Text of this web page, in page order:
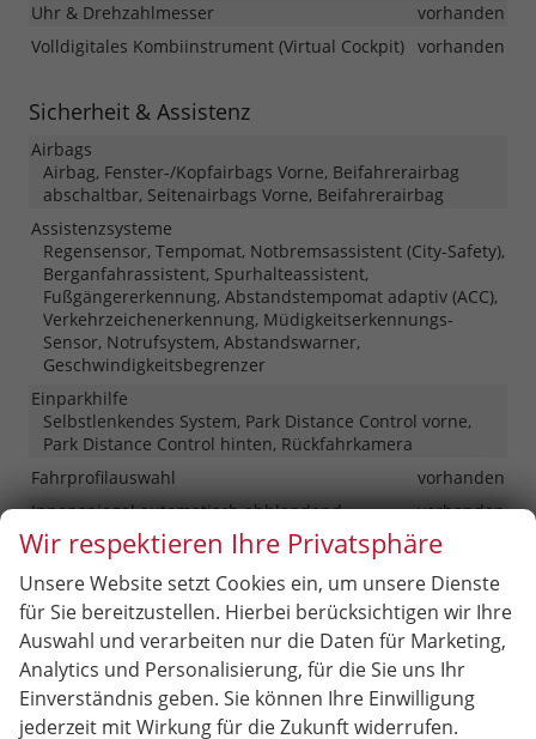
Uhr & Drehzahlmesser
vorhanden
Volldigitales Kombiinstrument (Virtual Cockpit) vorhanden
Sicherheit & Assistenz
Airbags
Airbag, Fenster-/Kopfairbags Vorne, Beifahrerairbag
abschaltbar, Seitenairbags Vorne, Beifahrerairbag
Assistenzsysteme
Regensensor, Tempomat, Notbremsassistent (City-Safety),
Berganfahrassistent, Spurhalteassistent,
Fußgängererkennung, Abstandstempomat adaptiv (ACC),
Verkehrzeichenerkennung, Müdigkeitserkennungs-
Sensor, Notrufsystem, Abstandswarner,
Geschwindigkeitsbegrenzer
Einparkhilfe
Selbstlenkendes System, Park Distance Control vorne,
Park Distance Control hinten, Rückfahrkamera
Fahrprofilauswahl
vorhanden
Innenspiegel automatisch abblendend
vorhanden
Lenkung
Servolenkung
Lichttechnik
Lichtsensor, Nebelscheinwerfer, Tagfahrlicht, LED-
Rückleuchten, LED-Scheinwerfer, LED-Tagfahrlicht
Pannenhilfe
Pannenkit
Start/Stop-Automatik
vorhanden
Zentralverriegelung
Wir respektieren Ihre Privatsphäre
Unsere Website setzt Cookies ein, um unsere Dienste
für Sie bereitzustellen. Hierbei berücksichtigen wir Ihre
Auswahl und verarbeiten nur die Daten für Marketing,
Analytics und Personalisierung, für die Sie uns Ihr
Einverständnis geben. Sie können Ihre Einwilligung
jederzeit mit Wirkung für die Zukunft widerrufen.